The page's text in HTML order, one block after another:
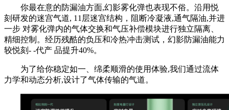
你最在意的防漏油方面,幻影雾化弹也表现不俗。沿用悦
刻研发的迷宫气道, 11层迷宫结构，阻断冷凝液,通气隔油,并进
一步 对雾化弹内的气体交换和气压补偿模块进行独立隔离、
精细控制。经历残酷的负压和冷热冲击测试，幻影防漏油能力
较悦刻- -代产 品提升40%。
为了给你稳定如一、绵柔顺滑的使用体验,我们通过流体
力学和动态分析,设计了气体传输的气道。